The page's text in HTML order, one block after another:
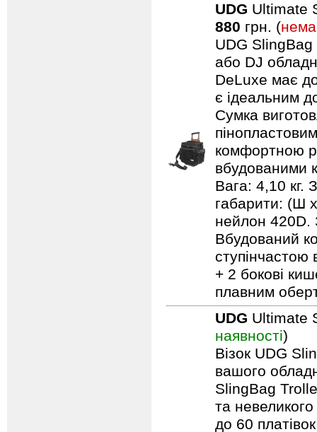
UDG Ultimate
880 грн. (
UDG
або DJ
DeLuxe має
є ідеальним
Сумка
комфортною
вбудованими
Вага: 4,10 кг.
габарити: (Ш
нейлон 420D.
Вбудований
+ 2 бокові
плавним
UDG Ultimate
наявності)
Візок UDG
вашого
SlingBag
та
до 60